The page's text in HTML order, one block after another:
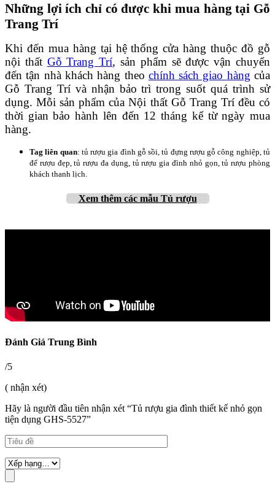
Những lợi ích chỉ có được khi mua hàng tại Gỗ
Trang Trí
Khi đến mua hàng tại hệ thống cửa hàng thuộc đồ gỗ
nội thất Gỗ Trang Trí, sản phẩm sẽ được vận chuyển
đến tận nhà khách hàng theo chính sách giao hàng của
Gỗ Trang Trí và nhận bảo trì trong suốt quá trình sử
dụng. Mỗi sản phẩm của Nội thất Gỗ Trang Trí đều có
thời gian bảo hành lên đến 12 tháng kể từ ngày mua
hàng.
Tag liên quan: tủ rượu gia đình gỗ sồi, tủ đựng rượu gỗ công nghiệp, tủ
để rượu đẹp, tủ rượu đa dụng, tủ rượu gia đình nhỏ gọn, tủ rượu phòng
khách thanh lịch.
Xem thêm các mẫu Tủ rượu
Đánh Giá Trung Bình
/5
( nhận xét)
Hãy là người đầu tiên nhận xét “Tủ rượu gia đình thiết kế nhỏ gọn
tiện dụng GHS-5527”